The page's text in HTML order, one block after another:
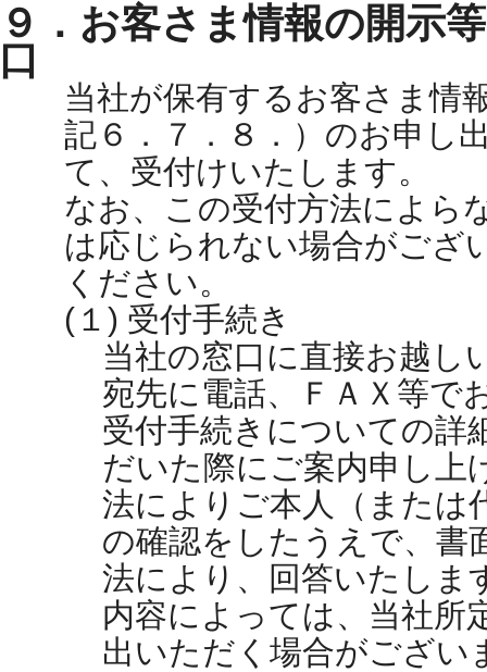
．お客さま情報の開示
当社が保有するお客さま情
記６．７．８．）のお申し
て、受付けいたします。
なお、この受付方法によら
は応じられない場合がござ
ください。
(１) 受付手続き
当社の窓口に直接お越し
宛先に電話、ＦＡＸ等で
受付手続きについての詳
だいた際にご案内申し上
法によりご本人（または
の確認をしたうえで、書
法により、回答いたしま
内容によっては、当社所
出いただく場合がござい